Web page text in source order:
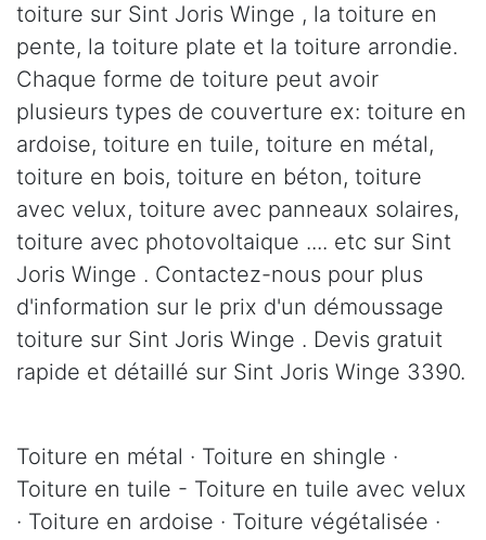
toiture sur Sint Joris Winge , la toiture en
pente, la toiture plate et la toiture arrondie.
Chaque forme de toiture peut avoir
plusieurs types de couverture ex: toiture en
ardoise, toiture en tuile, toiture en métal,
toiture en bois, toiture en béton, toiture
avec velux, toiture avec panneaux solaires,
toiture avec photovoltaique .... etc sur Sint
Joris Winge . Contactez-nous pour plus
d'information sur le prix d'un démoussage
toiture sur Sint Joris Winge . Devis gratuit
rapide et détaillé sur Sint Joris Winge 3390.
Toiture en métal · Toiture en shingle ·
Toiture en tuile - Toiture en tuile avec velux
· Toiture en ardoise · Toiture végétalisée ·